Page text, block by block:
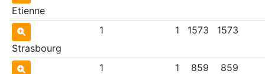
Etienne
Strasbourg
1 1 1573 1573
1 1 859 859